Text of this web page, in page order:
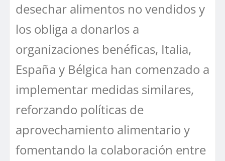
desechar alimentos no vendidos y
los obliga a donarlos a
organizaciones benéficas, Italia,
España y Bélgica han comenzado a
implementar medidas similares,
reforzando políticas de
aprovechamiento alimentario y
fomentando la colaboración entre